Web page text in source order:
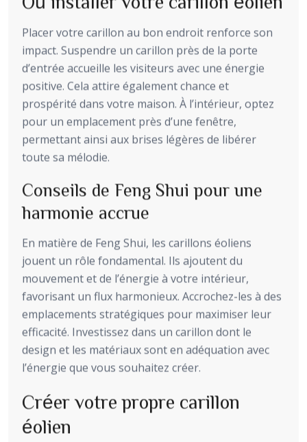
Placer votre carillon au bon endroit renforce son
impact. Suspendre un carillon près de la porte
d’entrée accueille les visiteurs avec une énergie
positive. Cela attire également chance et
prospérité dans votre maison. À l’intérieur, optez
pour un emplacement près d’une fenêtre,
permettant ainsi aux brises légères de libérer
toute sa mélodie.
Conseils de Feng Shui pour une
harmonie accrue
En matière de Feng Shui, les carillons éoliens
jouent un rôle fondamental. Ils ajoutent du
mouvement et de l’énergie à votre intérieur,
favorisant un flux harmonieux. Accrochez-les à des
emplacements stratégiques pour maximiser leur
efficacité. Investissez dans un carillon dont le
design et les matériaux sont en adéquation avec
l’énergie que vous souhaitez créer.
Créer votre propre carillon
éolien